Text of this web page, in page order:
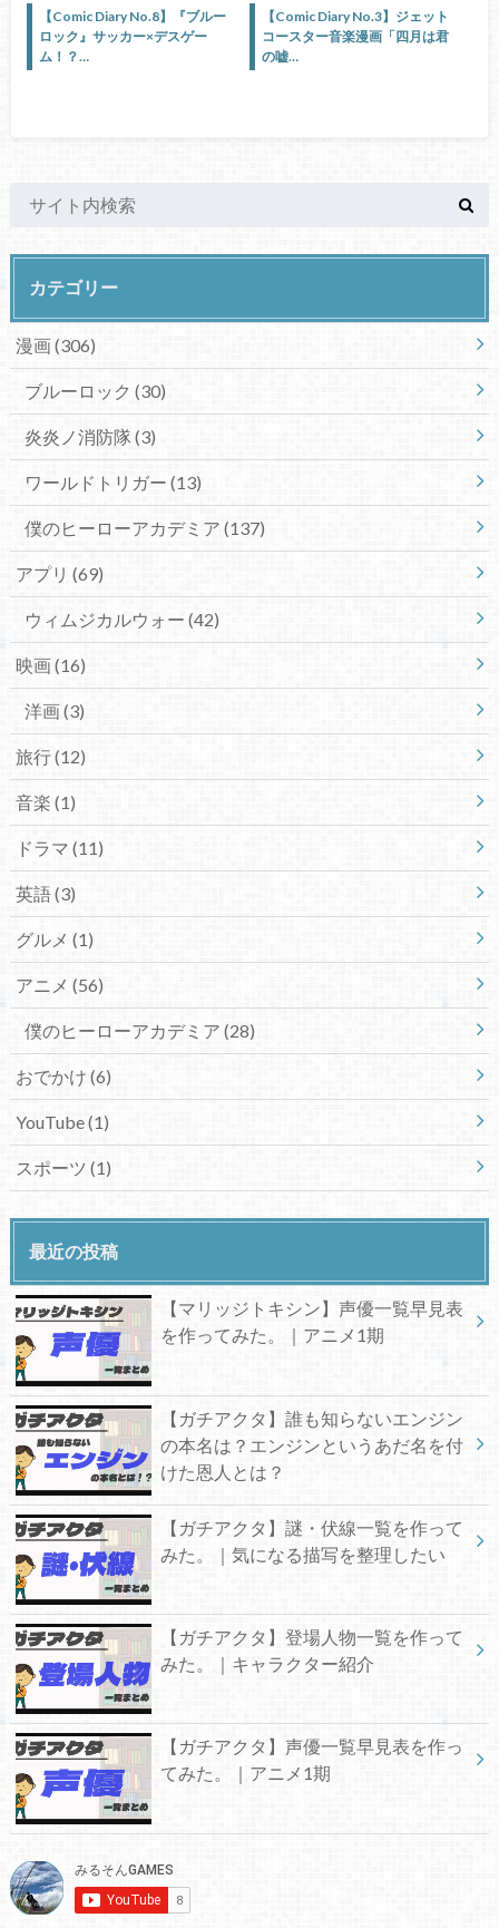
【Comic Diary No.8】『ブルー
ロック』サッカー×デスゲー
ム！？…
【Comic Diary No.3】ジェット
コースター音楽漫画「四月は君
の嘘…
カテゴリー
漫画(306)
ブルーロック (30)
炎炎ノ消防隊 (3)
ワールドトリガー (13)
僕のヒーローアカデミア (137)
アプリ (69)
ウィムジカルウォー (42)
映画(16)
洋画(3)
旅行(12)
音楽 (1)
ドラマ (11)
英語(3)
グルメ (1)
アニメ (56)
僕のヒーローアカデミア (28)
おでかけ (6)
YouTube(1)
スポーツ (1)
最近の投稿
【マリッジトキシン】声優一覧早見表
を作ってみた。｜アニメ1期
【ガチアクタ】誰も知らないエンジン
の本名は？エンジンというあだ名を付
けた恩人とは？
【ガチアクタ】謎・伏線一覧を作って
みた。｜気になる描写を整理したい
【ガチアクタ】登場人物一覧を作って
みた。｜キャラクター紹介
【ガチアクタ】声優一覧早見表を作っ
てみた。｜アニメ1期